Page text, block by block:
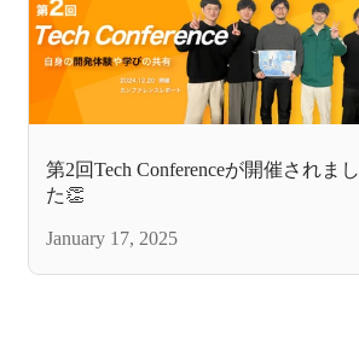
第2回Tech Conferenceが開催されまし
た👏
January 17, 2025